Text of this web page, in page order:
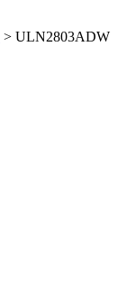
> ULN2803ADW